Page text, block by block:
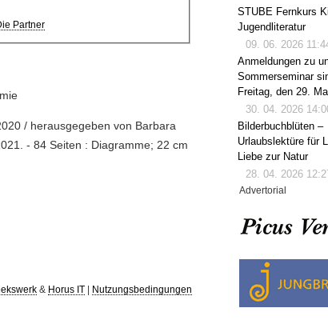
Partner
/ herausgegeben von Barbara
- 84 Seiten : Diagramme; 22 cm
& Horus IT Nutzungsbedingungen
STUBE Fernkurs
Jugendliteratur
09. 06. 2026
Anmeldungen zu
Sommerseminar
Freitag, den 29.
30. 04. 2026
Bilderbuchblüten –
Urlaubslektüre für
Liebe zur Natur
28. 04. 2026
Advertorial